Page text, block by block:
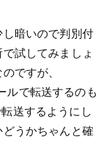
暗いので判別付
試してみましょ
ですが、
ルで転送するのも
送するようにし
うかちゃんと確